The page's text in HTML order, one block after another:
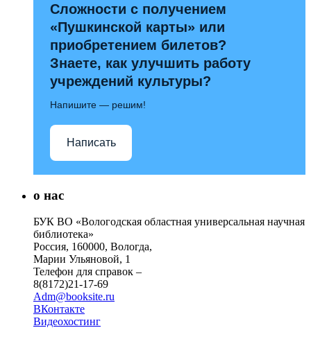
Сложности с получением
«Пушкинской карты» или
приобретением билетов?
Знаете, как улучшить работу
учреждений культуры?
Напишите — решим!
Написать
о нас
БУК ВО «Вологодская областная универсальная научная
библиотека»
Россия, 160000, Вологда,
Марии Ульяновой, 1
Телефон для справок –
8(8172)21-17-69
Adm@booksite.ru
ВКонтакте
Видеохостинг